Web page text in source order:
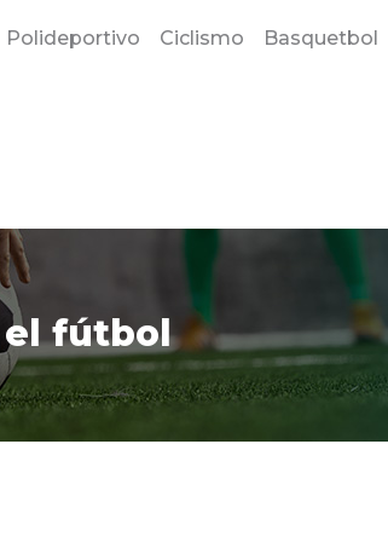
Polideportivo Ciclismo Basquetbol
el fútbol